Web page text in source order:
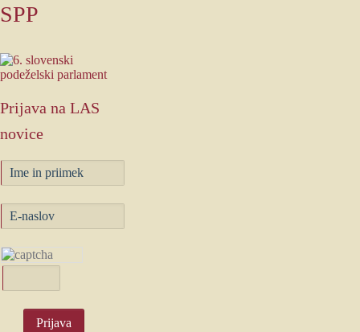
SPP
Prijava na LAS
novice